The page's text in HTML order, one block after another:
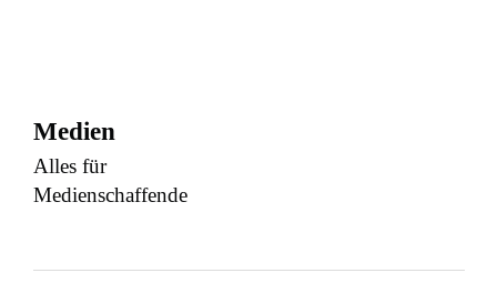
Medien
Alles für
Medienschaffende